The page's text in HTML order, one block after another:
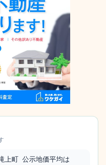
上町 公示地価平均は